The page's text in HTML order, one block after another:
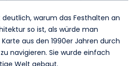
warum das Festhalten an
so ist, als würde man
aus den 1990er Jahren durch
navigieren. Sie wurde einfach